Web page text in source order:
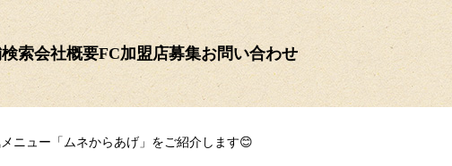
索会社概要FC加盟店募集お問い合わせ
ニュー「ムネからあげ」をご紹介します😊